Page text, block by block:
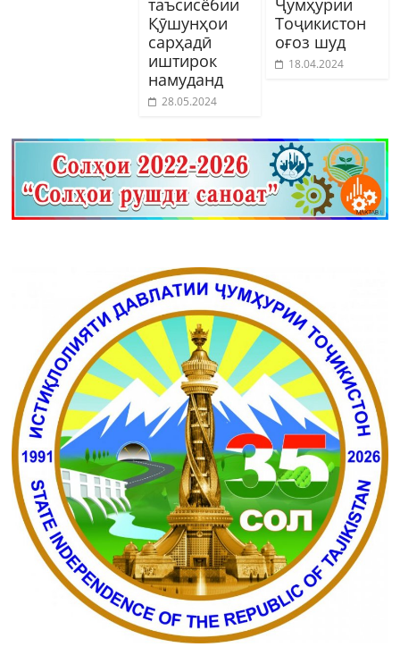
таъсисёбии
Қӯшунҳои
сарҳадӣ
иштирок
намуданд
28.05.2024
Ҷумҳурии
Тоҷикистон
оғоз шуд
18.04.2024